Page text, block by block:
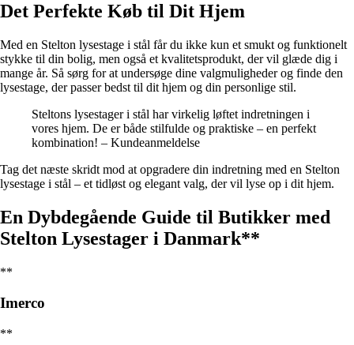
Det Perfekte Køb til Dit Hjem
Med en Stelton lysestage i stål får du ikke kun et smukt og funktionelt
stykke til din bolig, men også et kvalitetsprodukt, der vil glæde dig i
mange år. Så sørg for at undersøge dine valgmuligheder og finde den
lysestage, der passer bedst til dit hjem og din personlige stil.
Steltons lysestager i stål har virkelig løftet indretningen i
vores hjem. De er både stilfulde og praktiske – en perfekt
kombination! – Kundeanmeldelse
Tag det næste skridt mod at opgradere din indretning med en Stelton
lysestage i stål – et tidløst og elegant valg, der vil lyse op i dit hjem.
En Dybdegående Guide til Butikker med
Stelton Lysestager i Danmark**
**
Imerco
**